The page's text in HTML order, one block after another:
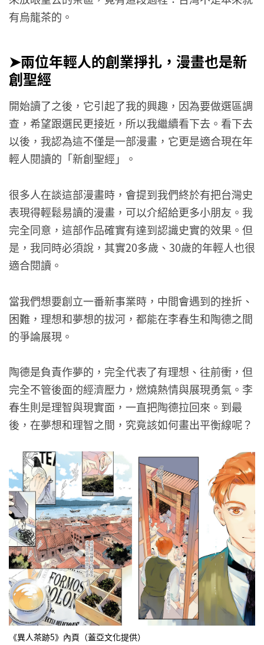
有烏龍茶的。
➤兩位年輕人的創業掙扎，漫畫也是新
創聖經
開始讀了之後，它引起了我的興趣，因為要做選區調
查，希望跟選民更接近，所以我繼續看下去。看下去
以後，我認為這不僅是一部漫畫，它更是適合現在年
輕人閱讀的「新創聖經」。
很多人在談這部漫畫時，會提到我們終於有把台灣史
表現得輕鬆易讀的漫畫，可以介紹給更多小朋友。我
完全同意，這部作品確實有達到認識史實的效果。但
是，我同時必須說，其實20多歲、30歲的年輕人也很
適合閱讀。
當我們想要創立一番新事業時，中間會遇到的挫折、
困難，理想和夢想的拔河，都能在李春生和陶德之間
的爭論展現。
陶德是負責作夢的，完全代表了有理想、往前衝，但
完全不管後面的經濟壓力，燃燒熱情與展現勇氣。李
春生則是理智與現實面，一直把陶德拉回來。到最
後，在夢想和理智之間，究竟該如何畫出平衡線呢？
《異人茶跡5》內頁（蓋亞文化提供）